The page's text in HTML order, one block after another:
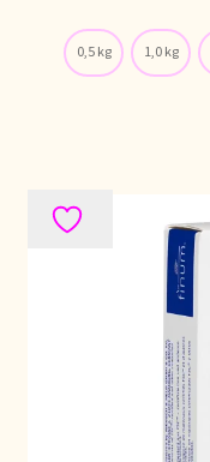
Stock matters
Unsere Vision von Tee
Versand und Lieferung
Verzenden en bezorgen
0,5 kg 1,0 kg